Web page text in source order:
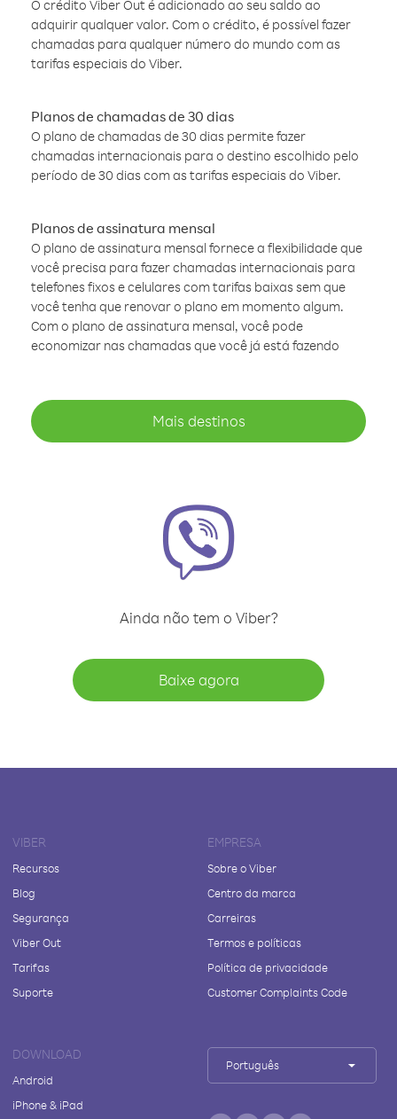
O crédito Viber Out é adicionado ao seu saldo ao
adquirir qualquer valor. Com o crédito, é possível fazer
chamadas para qualquer número do mundo com as
tarifas especiais do Viber.
Planos de chamadas de 30 dias
O plano de chamadas de 30 dias permite fazer
chamadas internacionais para o destino escolhido pelo
período de 30 dias com as tarifas especiais do Viber.
Planos de assinatura mensal
O plano de assinatura mensal fornece a flexibilidade que
você precisa para fazer chamadas internacionais para
telefones fixos e celulares com tarifas baixas sem que
você tenha que renovar o plano em momento algum.
Com o plano de assinatura mensal, você pode
economizar nas chamadas que você já está fazendo
Mais destinos
Ainda não tem o Viber?
Baixe agora
VIBER
Recursos
Blog
Segurança
Viber Out
Tarifas
Suporte
EMPRESA
Sobre o Viber
Centro da marca
Carreiras
Termos e políticas
Política de privacidade
Customer Complaints Code
DOWNLOAD
Android
iPhone & iPad
Português